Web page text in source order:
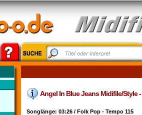
Angel In Blue Jeans Midifile/Style
Songlänge: 03:26 / Folk Pop - Tempo 115